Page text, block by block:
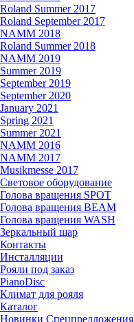
Roland Summer 2017
Roland September 2017
NAMM 2018
Roland Summer 2018
NAMM 2019
Summer 2019
September 2019
September 2020
January 2021
Spring 2021
Summer 2021
NAMM 2016
NAMM 2017
Musikmesse 2017
Световое оборудование
Голова вращения SPOT
Голова вращения BEAM
Голова вращения WASH
Зеркальный шар
Контакты
Инсталляции
Рояли под заказ
PianoDisc
Климат для рояля
Каталог
Новинки Спецпредложения